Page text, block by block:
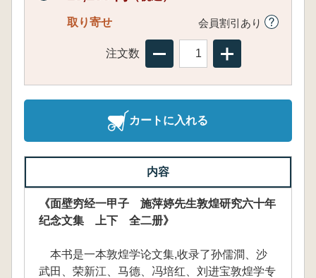
取り寄せ 会員割引あり
注文数
カートに入れる
内容
《面壁穷经一甲子 施萍婷先生敦煌研究六十年
纪念文集 上下 全二册》
本书是一本敦煌学论文集,收录了孙儒澗、沙
武田、荣新江、马德、冯培红、刘进宝敦煌学专